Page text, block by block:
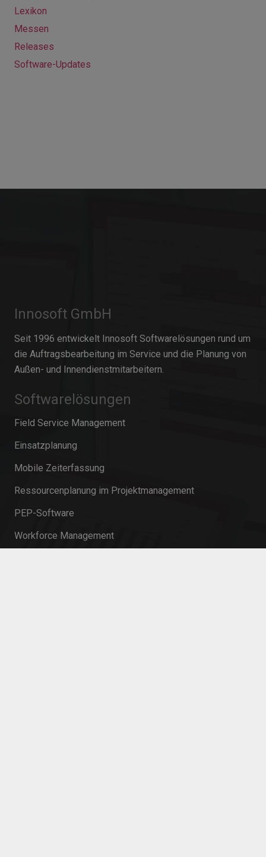
Lexikon
Messen
Releases
Software-Updates
Innosoft GmbH
Seit 1996 entwickelt Innosoft Softwarelösungen rund um
die Auftragsbearbeitung im Service und die Planung von
Außen- und Innendienstmitarbeitern.
Softwarelösungen
Field Service Management
Einsatzplanung
Mobile Zeiterfassung
Ressourcenplanung im Projektmanagement
PEP-Software
Workforce Management